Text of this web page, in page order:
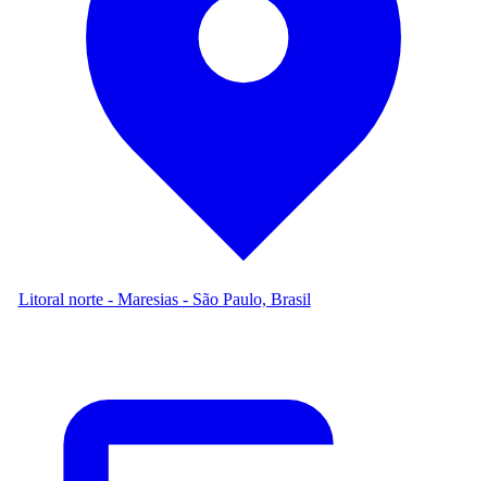
Litoral norte - Maresias - São Paulo, Brasil